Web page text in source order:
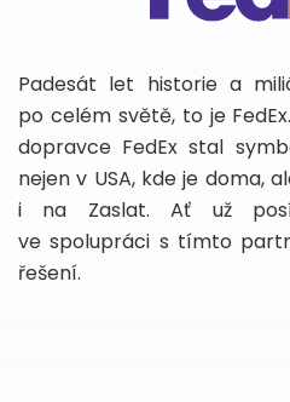
Padesát let historie a
po celém světě, to je
dopravce FedEx stal
nejen v USA, kde je doma,
i na Zaslat. Ať už
ve spolupráci s tímto
řešení.